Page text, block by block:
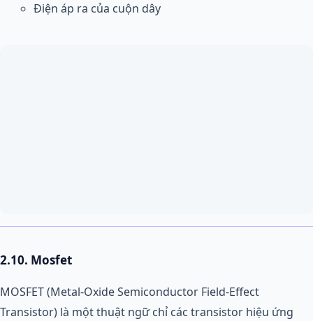
Điện áp ra của cuộn dây
2.10. Mosfet
MOSFET (Metal-Oxide Semiconductor Field-Effect
Transistor) là một thuật ngữ chỉ các transistor hiệu ứng